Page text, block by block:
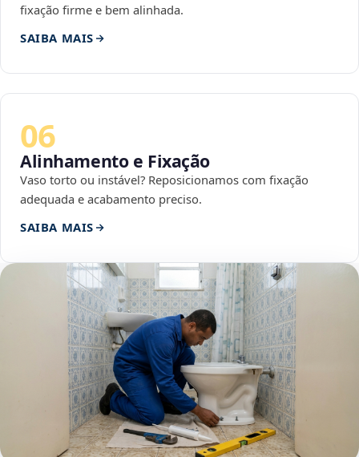
fixação firme e bem alinhada.
SAIBA MAIS
06
Alinhamento e Fixação
Vaso torto ou instável? Reposicionamos com fixação
adequada e acabamento preciso.
SAIBA MAIS